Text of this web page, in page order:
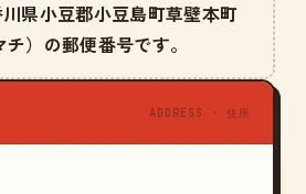
県小豆郡小豆島町草壁本町
チ）の郵便番号です。
ADDRESS · 住所